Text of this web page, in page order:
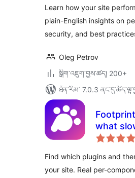
Learn how your site
plain-English insights on
security, and best
Oleg Petrov
སྒྲིག་འཇུག་བྱས་ཚད། 200+
ཐོན་རིམ་ 7.0.3
what
site
Find which plugins and
your site. Real per-